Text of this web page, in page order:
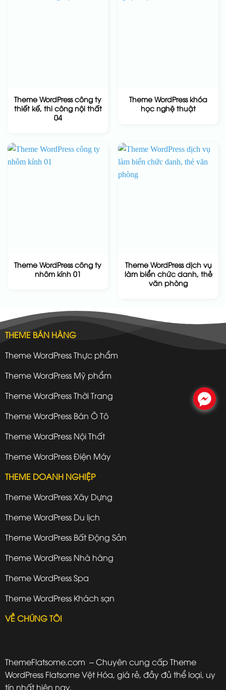
Theme WordPress công ty
thiết kế, thi công nội thất
04
Theme WordPress khóa
học nghệ thuật
Theme WordPress công ty
nhôm kính 01
Theme WordPress dịch vụ
làm biển chức danh, thẻ
văn phòng
THEME BÁN HÀNG
Theme WordPress Thực phẩm
Theme WordPress Mỹ phẩm
Theme WordPress Thời Trang
Theme WordPress Bán Ô Tô
Theme WordPress Nội Thất
Theme WordPress Điện Máy
THEME DOANH NGHIỆP
Theme WordPress Xây Dựng
Theme WordPress Du lịch
Theme WordPress Bất Động Sản
Theme WordPress Nhà hàng
Theme WordPress Spa
Theme WordPress Khách sạn
VỀ CHÚNG TÔI
ThemeFlatsome.com – Chuyên cung cấp Theme
WordPress Flatsome Vệt Hóa, giá rẻ, đầy đủ thể loại, uy
tín nhất hiện nay.
.